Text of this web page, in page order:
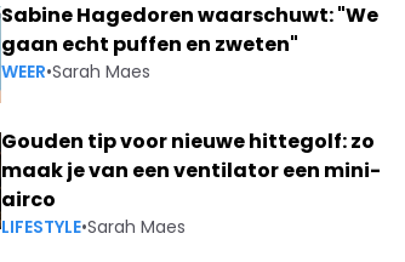
Sabine Hagedoren waarschuwt: "We
gaan echt puffen en zweten"
WEER•Sarah Maes
Gouden tip voor nieuwe hittegolf: zo
maak je van een ventilator een mini-
airco
LIFESTYLE•Sarah Maes